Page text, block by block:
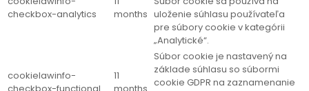
checkbox-analytics
months uloženie súhlasu používateľa
pre súbory cookie v kategórii
„Analytické“.
cookielawinfo-
11
Súbor cookie je nastavený na
základe súhlasu so súbormi
cookie GDPR na zaznamenanie